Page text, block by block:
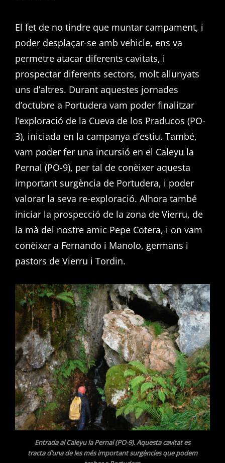
El fet de no tindre que muntar campament, i
poder desplaçar-se amb vehicle, ens va
permetre atacar diferents cavitats, i
prospectar diferents sectors, molt allunyats
uns d’altres. Durant aquestes jornades
d’octubre a Portudera vam poder finalitzar
l’exploració de la Cueva de los Praducos (PO-
3), iniciada en la campanya d’estiu. També,
vam poder fer una incursió en el Caleyu la
Pernal (PO-9), per tal de conèixer aquesta
important surgència de Portudera, i poder
valorar la seva re-exploració. Alhora també
iniciar la prospecció de la zona de Vierru, de
la mà del nostre amic Pepe Cotera, i on vam
conèixer a Fernando i Manolo, germans i
pastors de Vierru i Tordin.
Entrada al Caleyu la Pernal (PO-9). Aquesta cavitat es
tracta d’una de les més important surgències que podem